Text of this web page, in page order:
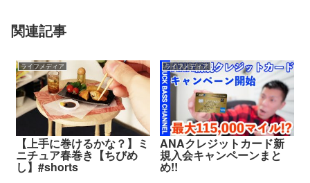
関連記事
ライフメディア
【上手に巻けるかな？】ミ
ニチュア春巻き【ちびめ
し】#shorts
ライフメディア
ANAクレジットカード新
規入会キャンペーンまと
め!!